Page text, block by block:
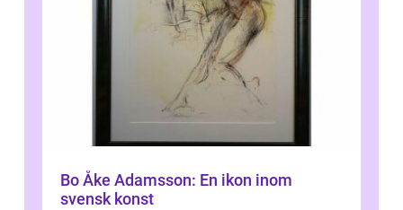
Bo Åke Adamsson: En ikon inom
svensk konst